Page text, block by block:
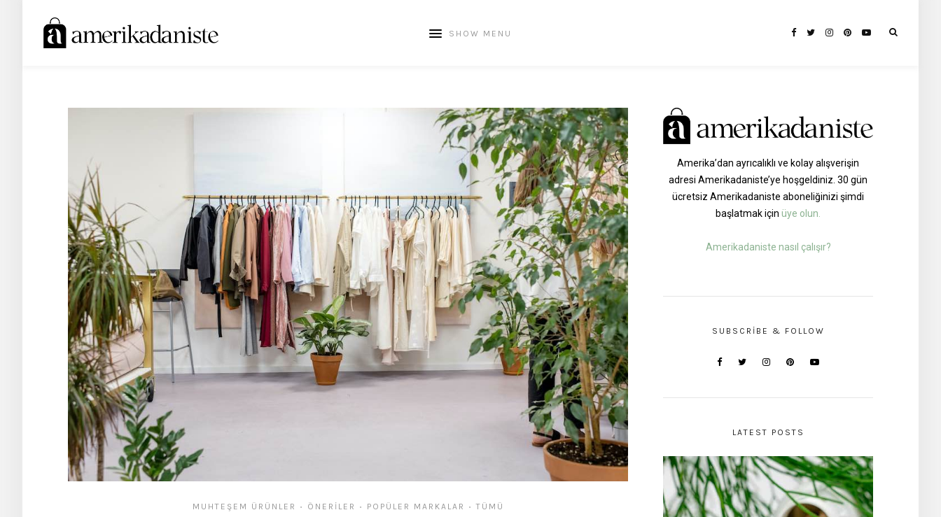
SHOW MENU
MUHTEŞEM ÜRÜNLER • ÖNERILER • POPÜLER MARKALAR • TÜMÜ
Amerika’dan ayrıcalıklı ve kolay alışverişin
adresi Amerikadaniste’ye hoşgeldiniz. 30 gün
ücretsiz Amerikadaniste aboneliğinizi şimdi
başlatmak için üye olun.
Amerikadaniste nasıl çalışır?
SUBSCRIBE & FOLLOW
LATEST POSTS